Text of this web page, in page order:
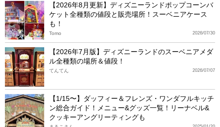
【2026年8月更新】ディズニーランドポップコーンバ
ケット全種類の値段と販売場所！スーベニアケース
も！
2026/07/30
Tomo
【2026年7月版】ディズニーランドのスーベニアメダ
ル全種類の場所＆値段！
2026/07/07
てんてん
【1/15〜】ダッフィー＆フレンズ・ワンダフルキッチ
ン総合ガイド！メニュー&グッズ一覧！リーナベル&
クッキーアングリーティングも